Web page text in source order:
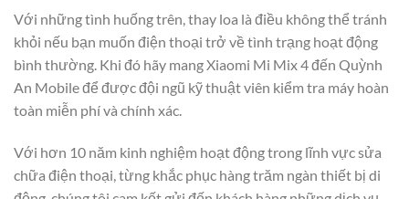
Với những tình huống trên, thay loa là điều không thể tránh
khỏi nếu bạn muốn điện thoại trở về tình trạng hoạt động
bình thường. Khi đó hãy mang Xiaomi Mi Mix 4 đến Quỳnh
An Mobile để được đội ngũ kỹ thuật viên kiểm tra máy hoàn
toàn miễn phí và chính xác.
Với hơn 10 năm kinh nghiệm hoạt động trong lĩnh vực sửa
chữa điện thoại, từng khắc phục hàng trăm ngàn thiết bị di